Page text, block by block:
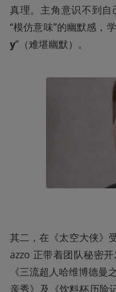
真理。主角意识不到
“模仿意味”的幽默感，
y”（难堪幽默）。
其二，在《太空大侠》
azzo 正带着团队秘密
《三流超人哈维博德曼
亲秀》及《饮料杯历